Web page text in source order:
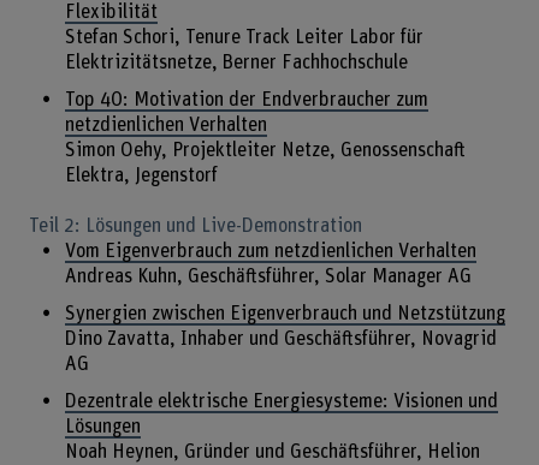
Flexibilität
Stefan Schori, Tenure Track Leiter Labor für
Elektrizitätsnetze, Berner Fachhochschule
Top 40: Motivation der Endverbraucher zum
netzdienlichen Verhalten
Simon Oehy, Projektleiter Netze, Genossenschaft
Elektra, Jegenstorf
Teil 2: Lösungen und Live-Demonstration
Vom Eigenverbrauch zum netzdienlichen Verhalten
Andreas Kuhn, Geschäftsführer, Solar Manager AG
Synergien zwischen Eigenverbrauch und Netzstützung
Dino Zavatta, Inhaber und Geschäftsführer, Novagrid
AG
Dezentrale elektrische Energiesysteme: Visionen und
Lösungen
Noah Heynen, Gründer und Geschäftsführer, Helion